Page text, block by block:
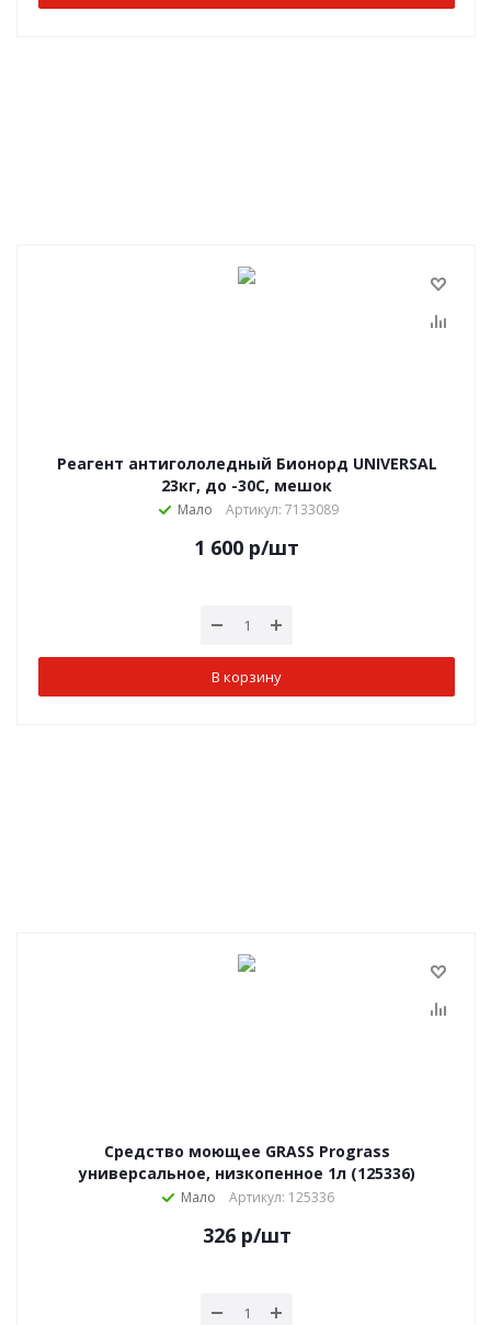
Реагент антигололедный Бионорд UNIVERSAL
23кг, до -30С, мешок
Мало Артикул: 7133089
1 600 р/шт
В корзину
Средство моющее GRASS Prograss
универсальное, низкопенное 1л (125336)
Мало Артикул: 125336
326р/шт